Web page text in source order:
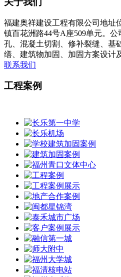
福建奥祥建设工程有限公司地址
镇百花洲路44号A座509单元。
孔、混凝土切割、修补裂缝、基
缮、建筑物加固、加固方案设计
联系我们
工程案例